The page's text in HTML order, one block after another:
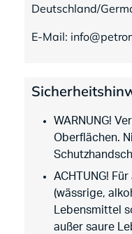
Deutschland/
E-Mail:
WARNUNG!
Oberflächen.
ACHTUNG!
(wässrige,
Lebensmittel
außer saure